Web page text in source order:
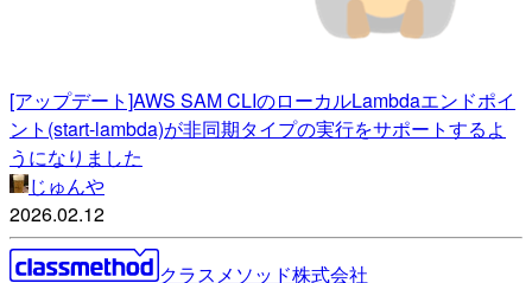
[アップデート]AWS SAM CLIのローカルLambdaエンドポイ
ント(start-lambda)が非同期タイプの実行をサポートするよ
うになりました
じゅんや
2026.02.12
クラスメソッド株式会社